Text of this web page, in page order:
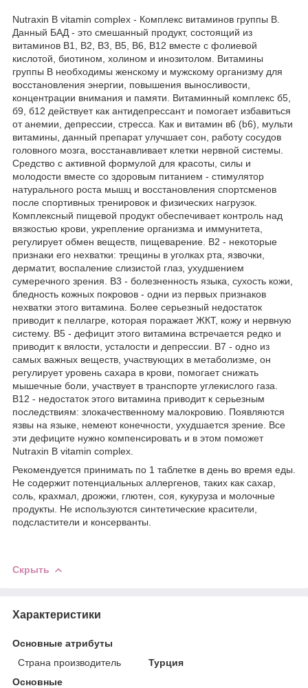
Nutraxin B vitamin complex - Комплекс витаминов группы В.
Данный БАД - это смешанный продукт, состоящий из
витаминов В1, В2, В3, В5, В6, В12 вместе с фолиевой
кислотой, биотином, холином и инозитолом. Витамины
группы B необходимы женскому и мужскому организму для
восстановления энергии, повышения выносливости,
концентрации внимания и памяти. Витаминный комплекс б5,
б9, б12 действует как антидепрессант и помогает избавиться
от анемии, депрессии, стресса. Как и витамин в6 (b6), мульти
витамины, данный препарат улучшает сон, работу сосудов
головного мозга, восстанавливает клетки нервной системы.
Средство с активной формулой для красоты, силы и
молодости вместе со здоровым питанием - стимулятор
натурального роста мышц и восстановления спортсменов
после спортивных тренировок и физических нагрузок.
Комплексный пищевой продукт обеспечивает контроль над
вязкостью крови, укрепление организма и иммунитета,
регулирует обмен веществ, пищеварение. B2 - некоторые
признаки его нехватки: трещины в уголках рта, язвочки,
дерматит, воспаление слизистой глаз, ухудшением
сумеречного зрения. B3 - болезненность языка, сухость кожи,
бледность кожных покровов - одни из первых признаков
нехватки этого витамина. Более серьезный недостаток
приводит к пеллагре, которая поражает ЖКТ, кожу и нервную
систему. B5 - дефицит этого витамина встречается редко и
приводит к вялости, усталости и депрессии. B7 - одно из
самых важных веществ, участвующих в метаболизме, он
регулирует уровень сахара в крови, помогает снижать
мышечные боли, участвует в транспорте углекислого газа.
B12 - недостаток этого витамина приводит к серьезным
последствиям: злокачественному малокровию. Появляются
язвы на языке, немеют конечности, ухудшается зрение. Все
эти дефиците нужно компенсировать и в этом поможет
Nutraxin B vitamin complex.
Рекомендуется принимать по 1 таблетке в день во время еды.
Не содержит потенциальных аллергенов, таких как сахар,
соль, крахмал, дрожжи, глютен, соя, кукуруза и молочные
продукты. Не используются синтетические красители,
подсластители и консерванты.
Скрыть
Характеристики
Основные атрибуты
Страна производитель
Турция
Основные